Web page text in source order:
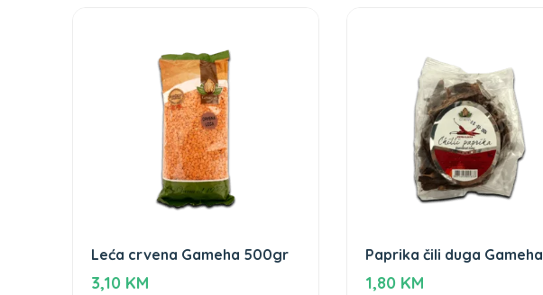
Leća crvena Gameha 500gr
3,10 KM
Paprika čili duga Gameha
50g
1,80 KM